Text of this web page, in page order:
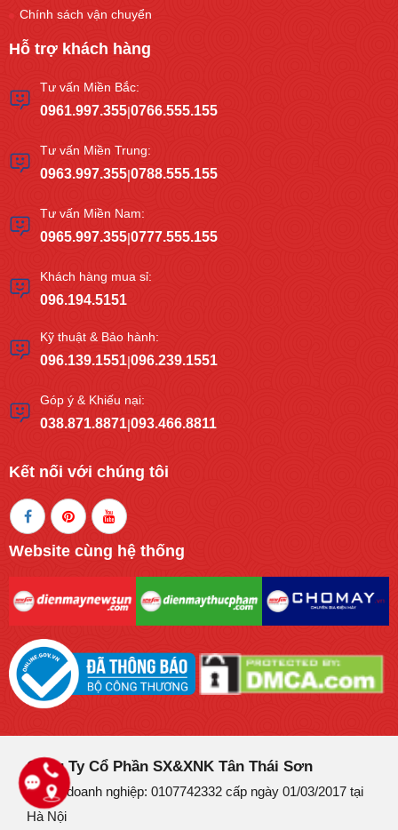
Chính sách vận chuyển
Hỗ trợ khách hàng
Tư vấn Miền Bắc:
0961.997.355|0766.555.155
Tư vấn Miền Trung:
0963.997.355|0788.555.155
Tư vấn Miền Nam:
0965.997.355|0777.555.155
Khách hàng mua sỉ:
096.194.5151
Kỹ thuật & Bảo hành:
096.139.1551|096.239.1551
Góp ý & Khiếu nại:
038.871.8871|093.466.8811
Kết nối với chúng tôi
Website cùng hệ thống
Công Ty Cổ Phần SX&XNK Tân Thái Sơn
Mã số doanh nghiệp: 0107742332 cấp ngày 01/03/2017 tại
Hà Nội